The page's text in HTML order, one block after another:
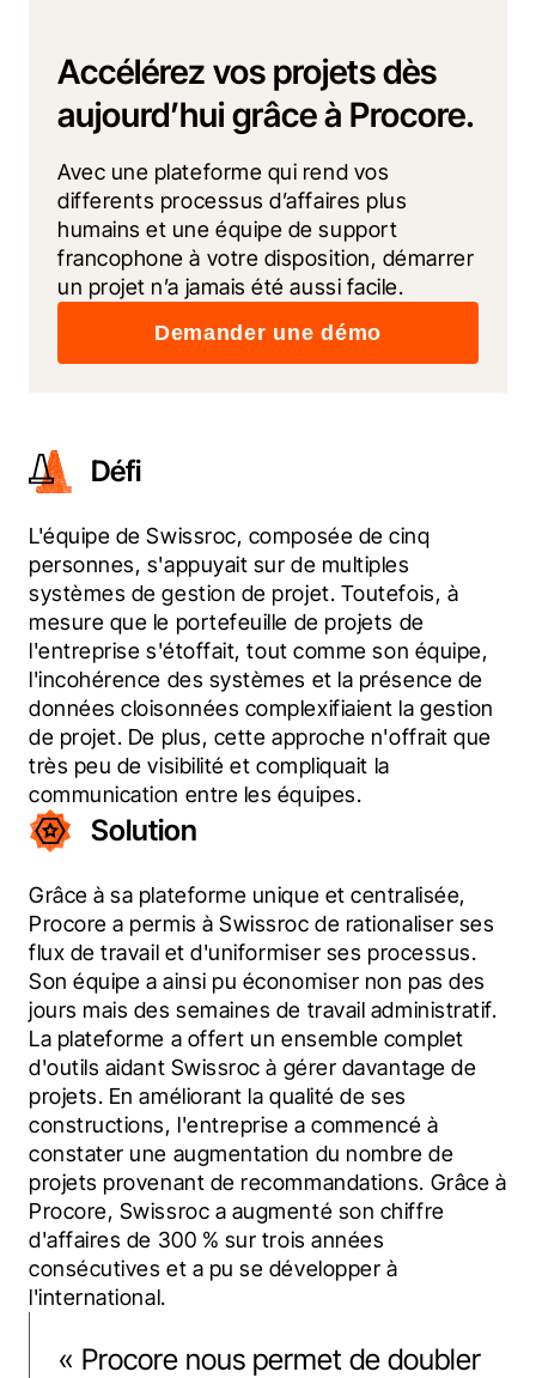
Défi
L'équipe de Swissroc, composée de cinq
personnes, s'appuyait sur de multiples
systèmes de gestion de projet. Toutefois, à
mesure que le portefeuille de projets de
l'entreprise s'étoffait, tout comme son équipe,
l'incohérence des systèmes et la présence de
données cloisonnées complexifiaient la gestion
de projet. De plus, cette approche n'offrait que
très peu de visibilité et compliquait la
communication entre les équipes.
Solution
Grâce à sa plateforme unique et centralisée,
Procore a permis à Swissroc de rationaliser ses
flux de travail et d'uniformiser ses processus.
Son équipe a ainsi pu économiser non pas des
jours mais des semaines de travail administratif.
La plateforme a offert un ensemble complet
d'outils aidant Swissroc à gérer davantage de
projets. En améliorant la qualité de ses
constructions, l'entreprise a commencé à
constater une augmentation du nombre de
projets provenant de recommandations. Grâce à
Procore, Swissroc a augmenté son chiffre
d'affaires de 300 % sur trois années
consécutives et a pu se développer à
l'international.
« Procore nous permet de doubler
Accélérez vos projets dès
aujourd’hui grâce à Procore.
Avec une plateforme qui rend vos
differents processus d’affaires plus
humains et une équipe de support
francophone à votre disposition, démarrer
un projet n’a jamais été aussi facile.
Demander une démo